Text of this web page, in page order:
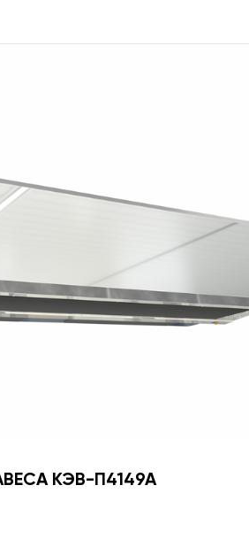
КЭВ-П4149А